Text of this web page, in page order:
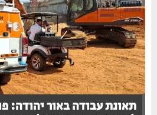
תאונת עבודה באור יהודה: פועל